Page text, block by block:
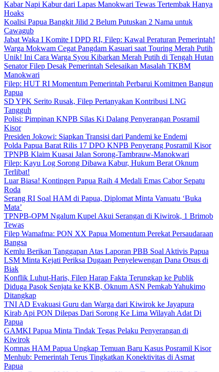
Kabar Napi Kabur dari Lapas Manokwari Tewas Tertembak Hanya
Hoaks
Koalisi Papua Bangkit Jilid 2 Belum Putuskan 2 Nama untuk
Cawagub
Jabat Waka I Komite I DPD RI, Filep: Kawal Peraturan Pemerintah!
Warga Mokwam Cegat Pangdam Kasuari saat Touring Merah Putih
Unik! Ini Cara Warga Syou Kibarkan Merah Putih di Tengah Hutan
Senator Filep Desak Pemerintah Selesaikan Masalah TKBM
Manokwari
Filep: HUT RI Momentum Pemerintah Perbarui Komitmen Bangun
Papua
SD YPK Serito Rusak, Filep Pertanyakan Kontribusi LNG
Tangguh
Polisi: Pimpinan KNPB Silas Ki Dalang Penyerangan Posramil
Kisor
Presiden Jokowi: Siapkan Transisi dari Pandemi ke Endemi
Polda Papua Barat Rilis 17 DPO KNPB Penyerang Posramil Kisor
TPNPB Klaim Kuasai Jalan Sorong-Tambrauw-Manokwari
Filep: Kayu Log Sorong Dibawa Kabur, Hukum Berat Oknum
Terlibat!
Luar Biasa! Kontingen Papua Raih 4 Medali Emas Cabor Sepatu
Roda
Serang RI Soal HAM di Papua, Diplomat Minta Vanuatu ‘Buka
Mata’
TPNPB-OPM Ngalum Kupel Akui Serangan di Kiwirok, 1 Brimob
Tewas
Filep Wamafma: PON XX Papua Momentum Perekat Persaudaraan
Bangsa
Kemlu Berikan Tanggapan Atas Laporan PBB Soal Aktivis Papua
LSM Minta Kejati Periksa Dugaan Penyelewengan Dana Otsus di
Biak
Konflik Luhut-Haris, Filep Harap Fakta Terungkap ke Publik
Diduga Pasok Senjata ke KKB, Oknum ASN Pemkab Yahukimo
Ditangkap
TNI AD Evakuasi Guru dan Warga dari Kiwirok ke Jayapura
Kirab Api PON Dilepas Dari Sorong Ke Lima Wilayah Adat Di
Papua
GAMKI Papua Minta Tindak Tegas Pelaku Penyerangan di
Kiwirok
Komnas HAM Papua Ungkap Temuan Baru Kasus Posramil Kisor
Menhub: Pemerintah Terus Tingkatkan Konektivitas di Asmat
Papua